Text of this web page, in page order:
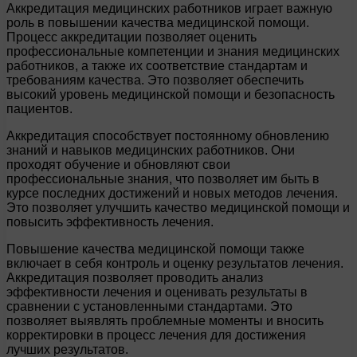
Аккредитация медицинских работников играет важную
роль в повышении качества медицинской помощи.
Процесс аккредитации позволяет оценить
профессиональные компетенции и знания медицинских
работников, а также их соответствие стандартам и
требованиям качества. Это позволяет обеспечить
высокий уровень медицинской помощи и безопасность
пациентов.
Аккредитация способствует постоянному обновлению
знаний и навыков медицинских работников. Они
проходят обучение и обновляют свои
профессиональные знания, что позволяет им быть в
курсе последних достижений и новых методов лечения.
Это позволяет улучшить качество медицинской помощи и
повысить эффективность лечения.
Повышение качества медицинской помощи также
включает в себя контроль и оценку результатов лечения.
Аккредитация позволяет проводить анализ
эффективности лечения и оценивать результаты в
сравнении с установленными стандартами. Это
позволяет выявлять проблемные моменты и вносить
корректировки в процесс лечения для достижения
лучших результатов.